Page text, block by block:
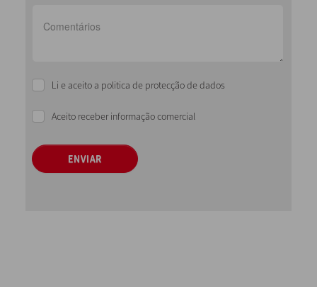
Li e aceito a politica de protecção de dados
Aceito receber informação comercial
ENVIAR